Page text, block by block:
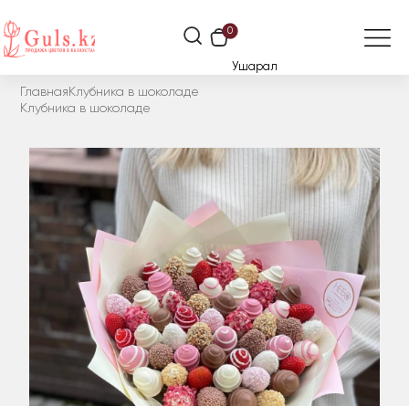
0
Ушарал
Главная Клубника в шоколаде
Клубника в шоколаде